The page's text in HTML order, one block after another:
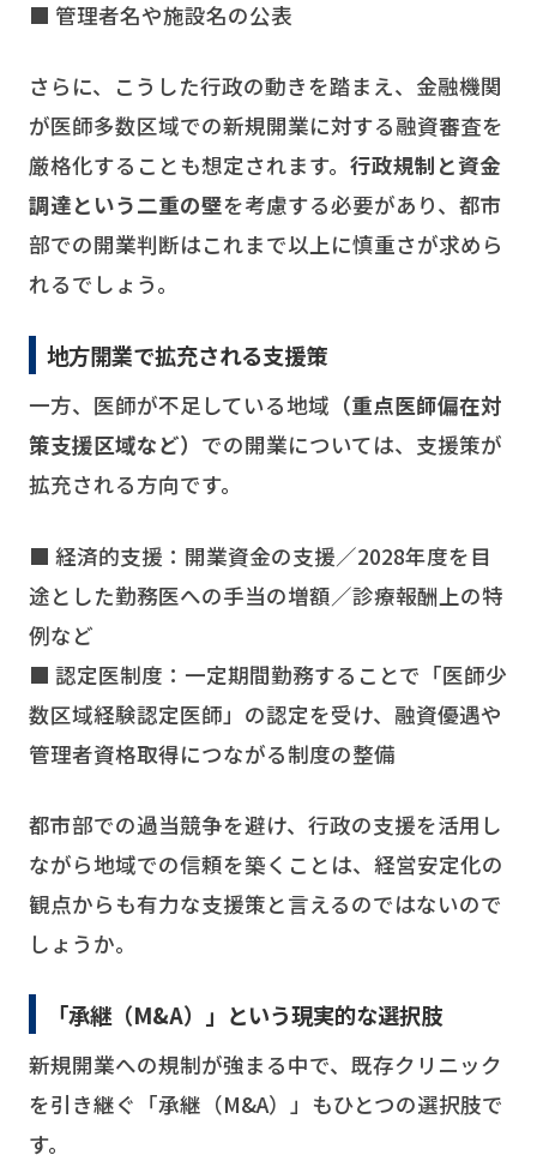
■ 管理者名や施設名の公表
さらに、こうした行政の動きを踏まえ、金融機関
が医師多数区域での新規開業に対する融資審査を
厳格化することも想定されます。 行政規制と資金
調達という二重の壁を考慮する必要があり、都市
部での開業判断はこれまで以上に慎重さが求めら
れるでしょう。
地方開業で拡充される支援策
一方、医師が不足している地域 （重点医師偏在対
策支援区域など） での開業については、支援策が
拡充される方向です。
■ 経済的支援：開業資金の支援／2028年度を目
途とした勤務医への手当の増額／診療報酬上の特
例など
■ 認定医制度：一定期間勤務することで「医師少
数区域経験認定医師」の認定を受け、融資優遇や
管理者資格取得につながる制度の整備
都市部での過当競争を避け、行政の支援を活用し
ながら地域での信頼を築くことは、経営安定化の
観点からも有力な支援策と言えるのではないので
しょうか。
「承継（M&A）」という現実的な選択肢
新規開業への規制が強まる中で、既存クリニック
を引き継ぐ「承継（M&A）」もひとつの選択肢で
す。